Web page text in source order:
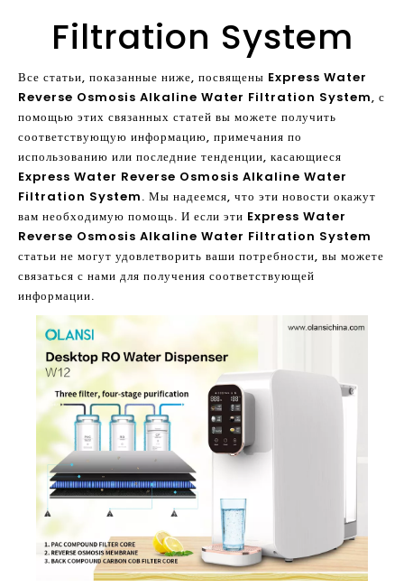
Filtration System
Все статьи, показанные ниже, посвящены Express Water
Reverse Osmosis Alkaline Water Filtration System, с
помощью этих связанных статей вы можете получить
соответствующую информацию, примечания по
использованию или последние тенденции, касающиеся
Express Water Reverse Osmosis Alkaline Water
Filtration System. Мы надеемся, что эти новости окажут
вам необходимую помощь. И если эти Express Water
Reverse Osmosis Alkaline Water Filtration System
статьи не могут удовлетворить ваши потребности, вы можете
связаться с нами для получения соответствующей
информации.